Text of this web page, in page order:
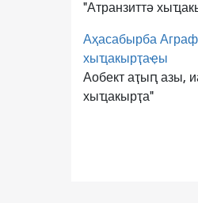
"Атранзиттә
Аҳасабырба
хыҵакырҭаҿы
Аобект аҭыԥ азы,
хыҵакырҭа"